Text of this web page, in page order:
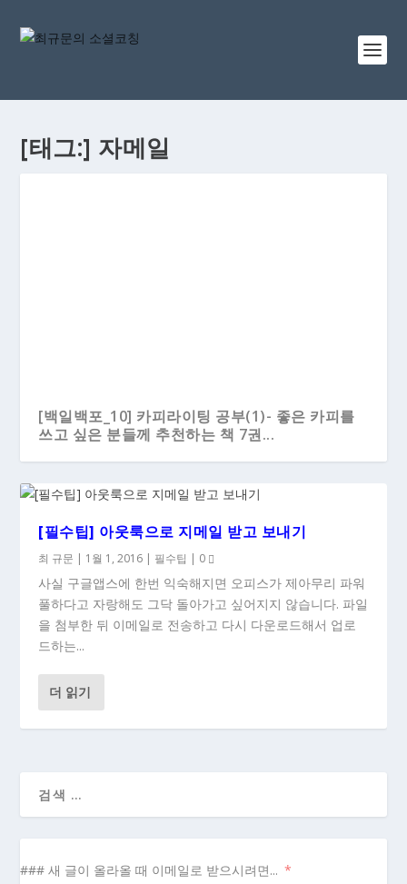
[태그:] 자메일
[백일백포_10] 카피라이팅 공부(1)- 좋은 카피를
쓰고 싶은 분들께 추천하는 책 7권...
[필수팁] 아웃룩으로 지메일 받고 보내기
최 규문 | 1월 1, 2016 | 필수팁 | 0
사실 구글앱스에 한번 익숙해지면 오피스가 제아무리 파워
풀하다고 자랑해도 그닥 돌아가고 싶어지지 않습니다. 파일
을 첨부한 뒤 이메일로 전송하고 다시 다운로드해서 업로
드하는...
더 읽기
### 새 글이 올라올 때 이메일로 받으시려면...